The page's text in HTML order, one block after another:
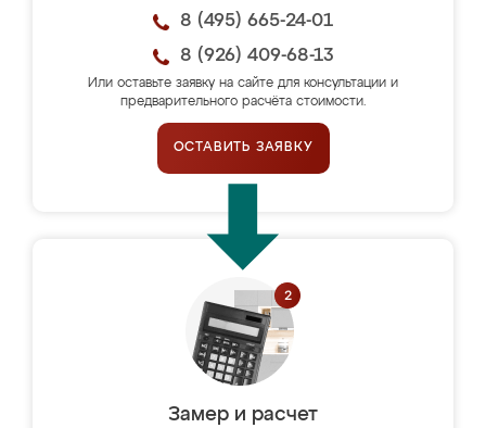
8 (495) 665-24-01
8 (926) 409-68-13
Или оставьте заявку на сайте для консультации и
предварительного расчёта стоимости.
ОСТАВИТЬ ЗАЯВКУ
Замер и расчет